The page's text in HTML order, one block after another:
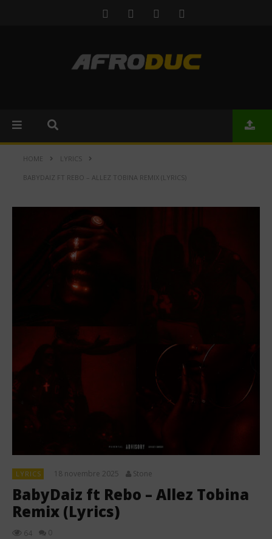
HOME LYRICS
BABYDAIZ FT REBO – ALLEZ TOBINA REMIX (LYRICS)
LYRICS 18 novembre 2025 Stone
BabyDaiz ft Rebo – Allez Tobina
Remix (Lyrics)
64 0